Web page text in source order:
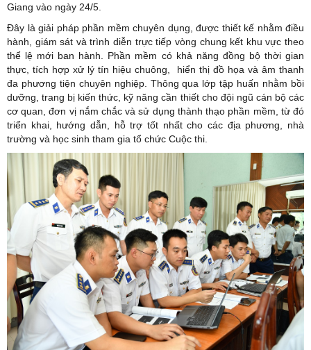
Giang vào ngày 24/5.
Đây là giải pháp phần mềm chuyên dụng, được thiết kế nhằm điều
hành, giám sát và trình diễn trực tiếp vòng chung kết khu vực theo
thể lệ mới ban hành. Phần mềm có khả năng đồng bộ thời gian
thực, tích hợp xử lý tín hiệu chuông, hiển thị đồ họa và âm thanh
đa phương tiện chuyên nghiệp. Thông qua lớp tập huấn nhằm bồi
dưỡng, trang bị kiến thức, kỹ năng cần thiết cho đội ngũ cán bộ các
cơ quan, đơn vị nắm chắc và sử dụng thành thạo phần mềm, từ đó
triển khai, hướng dẫn, hỗ trợ tốt nhất cho các địa phương, nhà
trường và học sinh tham gia tổ chức Cuộc thi.